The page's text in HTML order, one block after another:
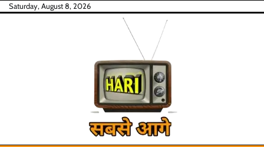
SkipSaturday, August 8, 2026